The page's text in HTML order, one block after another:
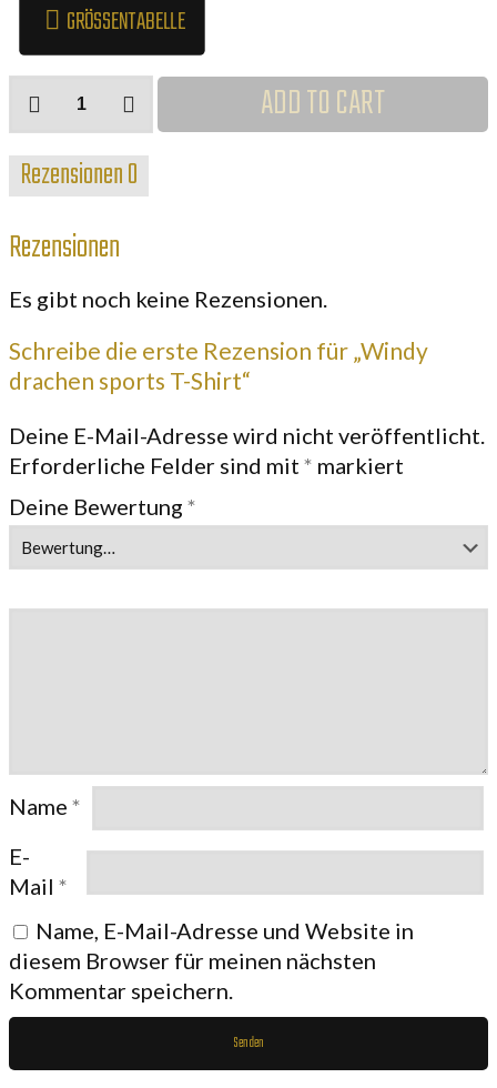
GRÖSSENTABELLE
drachen
T-
Menge
ADD TO CART
Rezensionen0
Rezensionen
Es gibt noch keine Rezensionen.
Schreibe die erste Rezension für „Windy
drachen sports T-Shirt“
Deine E-Mail-Adresse wird nicht veröffentlicht.
Erforderliche Felder sind mit * markiert
Deine Bewertung *
Name *
E-
Mail *
Name, E-Mail-Adresse und Website in
diesem Browser für meinen nächsten
Kommentar speichern.